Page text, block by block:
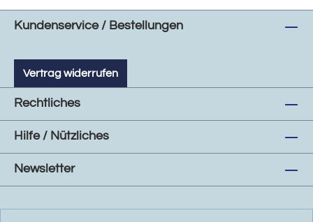
Kundenservice / Bestellungen
Vertrag widerrufen
Rechtliches
Hilfe / Nützliches
Newsletter